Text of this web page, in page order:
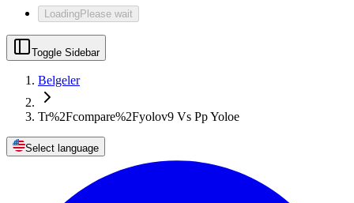
LoadingPlease wait
Toggle Sidebar
Belgeler
Tr%2Fcompare%2Fyolov9 Vs Pp Yoloe
Select language